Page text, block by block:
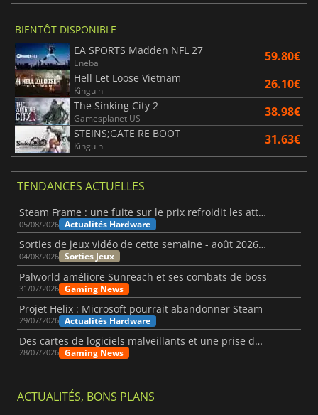
BIENTÔT DISPONIBLE
EA SPORTS Madden NFL 27
Eneba 59.80€
Hell Let Loose Vietnam
Kinguin 26.10€
The Sinking City 2
Gamesplanet US 38.98€
STEINS;GATE RE BOOT
Kinguin 31.63€
TENDANCES ACTUELLES
Steam Frame : une fuite sur le prix refroidit les attentes VR
05/08/2026 Actualités Hardware
Sorties de jeux vidéo de cette semaine - août 2026 (semaine 32)
04/08/2026 Sorties Jeux
Palworld améliore Sunreach et ses combats de boss
31/07/2026 Gaming News
Projet Helix : Microsoft pourrait abandonner Steam
29/07/2026 Actualités Hardware
Des cartes de logiciels malveillants et une prise de contrôle de Discord ont touché Meccha Chameleon
28/07/2026 Gaming News
ACTUALITÉS, BONS PLANS